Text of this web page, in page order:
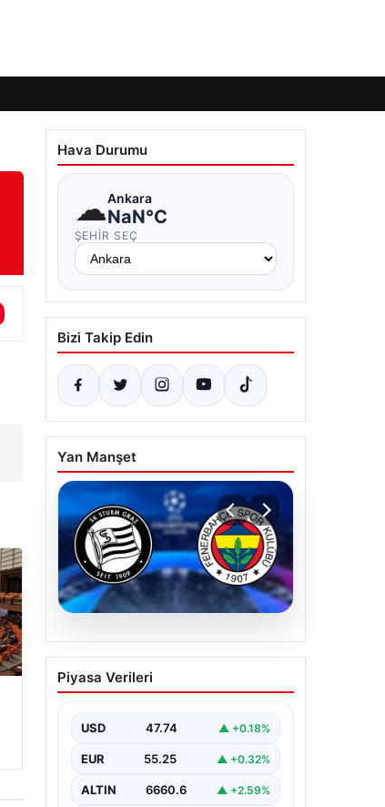
Hava Durumu
☁Ankara
NaN°C
ŞEHIR SEÇ
Bizi Takip Edin
Yan Manşet
07.08.2026
Sturm Graz-Fenerbahçe
maçı ne zaman? Saat
Piyasa Verileri
USD 47.74 ▲ +0.18%
EUR 55.25 ▲ +0.32%
ALTIN 6660.6 ▲ +2.59%